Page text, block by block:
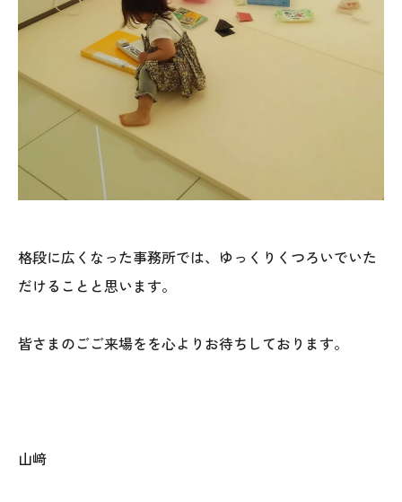
格段に広くなった事務所では、ゆっくりくつろいでいた
だけることと思います。
皆さまのごご来場をを心よりお待ちしております。
山﨑